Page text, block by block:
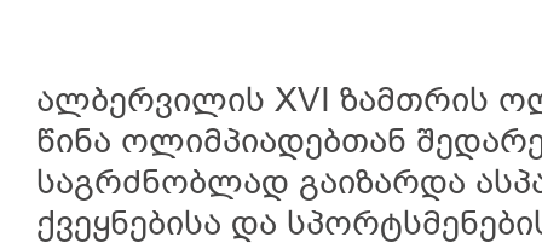
ალბერვილის XVI ზამთრის
წინა ოლიმპიადებთან
საგრძნობლად გაიზარდა
ქვეყნებისა და